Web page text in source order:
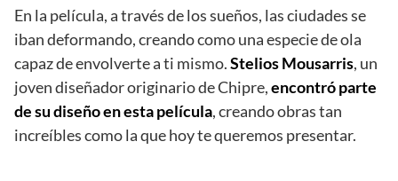
En la película, a través de los sueños, las ciudades se
iban deformando, creando como una especie de ola
capaz de envolverte a ti mismo.Stelios Mousarris, un
joven diseñador originario de Chipre,encontró parte
de su diseño en esta película, creando obras tan
increíbles como la que hoy te queremos presentar.